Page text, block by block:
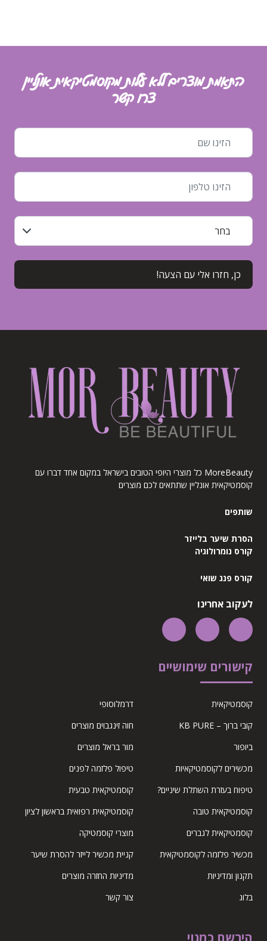
התאמת מוצרים ללא עלות מקוסמטיקאית אונליין
צרו קשר
MoreBeauty כל מוצרי היופי הטובים בישראל במקום אחד דברו עם
קוסמטיקאית אונליין שתתאים לכם מוצרים
שותפים
הסרת שיער בלייזר
קורס נומרולוגיה
קורס פנג שואי
לעקוב אחרינו
קישורים שימושיים
קוסמטיקאית
דרמלוסופי
קובי ברוך – KB PURE
חוה זינגבוים מוצרים
ביופור
מור בראל מוצרים
מכשירים לקוסמטיקאיות
טיפול פלזמה לפנים
טיפוח בעזרת השתלת שיניים?
קוסמטיקאית טבעית
קוסמטיקאית טובה
קוסמטיקאית רפואית בראשון לציון
קוסמטיקאית לגברים
מוצרי קוסמטיקה
מכשיר פלזמה לקוסמטיקאית
קניית מכשיר לייזר להסרת שיער
תקנון ומדיניות
מדיניות החזרה מוצרים
בלוג
צור קשר
הירשם כמנוי